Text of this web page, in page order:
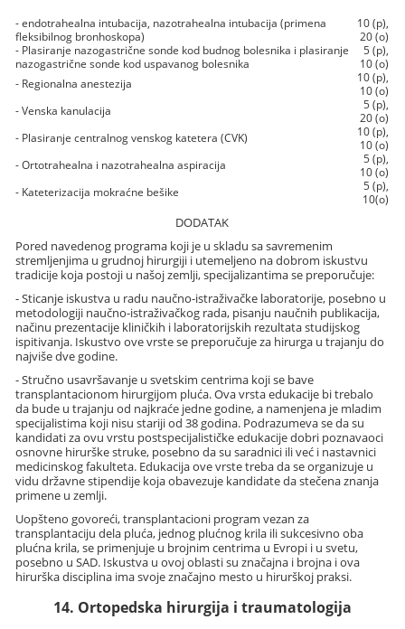
- endotrahealna intubacija, nazotrahealna intubacija (primena
fleksibilnog bronhoskopa)
10 (p),
20 (o)
- Plasiranje nazogastrične sonde kod budnog bolesnika i plasiranje
nazogastrične sonde kod uspavanog bolesnika
5 (p),
10 (o)
- Regionalna anestezija
10 (p),
10 (o)
- Venska kanulacija
5 (p),
20 (o)
- Plasiranje centralnog venskog katetera (CVK)
10 (p),
10 (o)
- Ortotrahealna i nazotrahealna aspiracija
5 (p),
10 (o)
- Kateterizacija mokraćne bešike
5 (p),
10(o)
DODATAK
Pored navedenog programa koji je u skladu sa savremenim
stremljenjima u grudnoj hirurgiji i utemeljeno na dobrom iskustvu
tradicije koja postoji u našoj zemlji, specijalizantima se preporučuje:
- Sticanje iskustva u radu naučno-istraživačke laboratorije, posebno u
metodologiji naučno-istraživačkog rada, pisanju naučnih publikacija,
načinu prezentacije kliničkih i laboratorijskih rezultata studijskog
ispitivanja. Iskustvo ove vrste se preporučuje za hirurga u trajanju do
najviše dve godine.
- Stručno usavršavanje u svetskim centrima koji se bave
transplantacionom hirurgijom pluća. Ova vrsta edukacije bi trebalo
da bude u trajanju od najkraće jedne godine, a namenjena je mladim
specijalistima koji nisu stariji od 38 godina. Podrazumeva se da su
kandidati za ovu vrstu postspecijalističke edukacije dobri poznavaoci
osnovne hirurške struke, posebno da su saradnici ili već i nastavnici
medicinskog fakulteta. Edukacija ove vrste treba da se organizuje u
vidu državne stipendije koja obavezuje kandidate da stečena znanja
primene u zemlji.
Uopšteno govoreći, transplantacioni program vezan za
transplantaciju dela pluća, jednog plućnog krila ili sukcesivno oba
plućna krila, se primenjuje u brojnim centrima u Evropi i u svetu,
posebno u SAD. Iskustva u ovoj oblasti su značajna i brojna i ova
hirurška disciplina ima svoje značajno mesto u hirurškoj praksi.
14. Ortopedska hirurgija i traumatologija